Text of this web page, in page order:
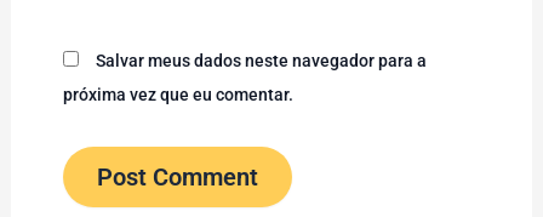
Salvar meus dados neste navegador para a
próxima vez que eu comentar.